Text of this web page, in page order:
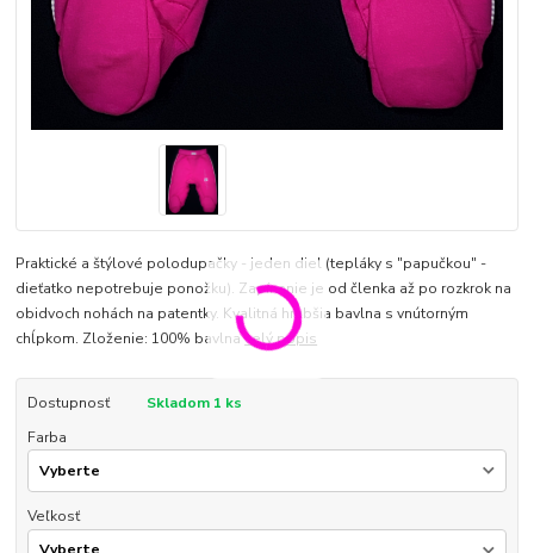
Praktické a štýlové polodupačky - jeden diel (tepláky s "papučkou" -
dieťatko nepotrebuje ponožku). Zapínanie je od členka až po rozkrok na
obidvoch nohách na patentky. Kvalitná hrubšia bavlna s vnútorným
chĺpkom. Zloženie: 100% bavlnacelý popis
Dostupnosť
Skladom 1 ks
Farba
Veľkosť